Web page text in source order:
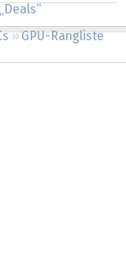
GPU-Rangliste